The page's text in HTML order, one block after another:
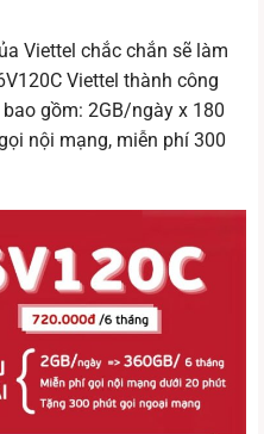
Viettel chắc chắn sẽ làm
Viettel thành công
gồm: 2GB/ngày x 180
nội mạng, miễn phí 300